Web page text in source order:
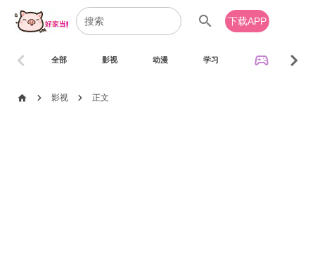
search 下载APP
全部 影视 动漫 学习 sports_esports
chevron_left chevron_right
home chevron_right 影视 chevron_right 正文